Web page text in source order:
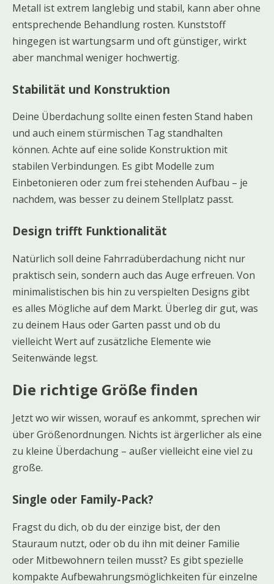
Metall ist extrem langlebig und stabil, kann aber ohne
entsprechende Behandlung rosten. Kunststoff
hingegen ist wartungsarm und oft günstiger, wirkt
aber manchmal weniger hochwertig.
Stabilität und Konstruktion
Deine Überdachung sollte einen festen Stand haben
und auch einem stürmischen Tag standhalten
können. Achte auf eine solide Konstruktion mit
stabilen Verbindungen. Es gibt Modelle zum
Einbetonieren oder zum frei stehenden Aufbau – je
nachdem, was besser zu deinem Stellplatz passt.
Design trifft Funktionalität
Natürlich soll deine Fahrradüberdachung nicht nur
praktisch sein, sondern auch das Auge erfreuen. Von
minimalistischen bis hin zu verspielten Designs gibt
es alles Mögliche auf dem Markt. Überleg dir gut, was
zu deinem Haus oder Garten passt und ob du
vielleicht Wert auf zusätzliche Elemente wie
Seitenwände legst.
Die richtige Größe finden
Jetzt wo wir wissen, worauf es ankommt, sprechen wir
über Größenordnungen. Nichts ist ärgerlicher als eine
zu kleine Überdachung – außer vielleicht eine viel zu
große.
Single oder Family-Pack?
Fragst du dich, ob du der einzige bist, der den
Stauraum nutzt, oder ob du ihn mit deiner Familie
oder Mitbewohnern teilen musst? Es gibt spezielle
kompakte Aufbewahrungsmöglichkeiten für einzelne